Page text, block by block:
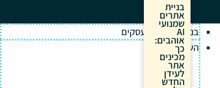
בניית
אתרים
שמנועי
AI
אוהבים:
כך
מכינים
אתר
לעידן
החדש
בניית אתרים לעסקים
השירותים שלנו